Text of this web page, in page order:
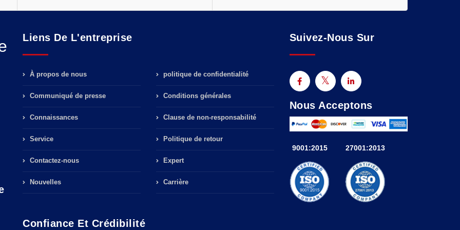
Liens De L'entreprise
À propos de nous
Communiqué de presse
Connaissances
Service
Contactez-nous
Nouvelles
politique de confidentialité
Conditions générales
Clause de non-responsabilité
Politique de retour
Expert
Carrière
Suivez-Nous Sur
Nous Acceptons
9001:2015 27001:2013
Confiance Et Crédibilité